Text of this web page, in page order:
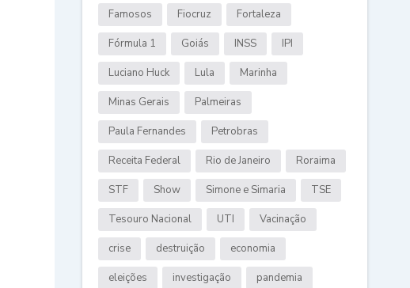
Famosos Fiocruz Fortaleza
Fórmula 1 Goiás INSS IPI
Luciano Huck Lula Marinha
Minas Gerais Palmeiras
Paula Fernandes Petrobras
Receita Federal Rio de Janeiro Roraima
STF Show Simone e Simaria TSE
Tesouro Nacional UTI Vacinação
crise destruição economia
eleições investigação pandemia